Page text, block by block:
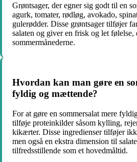
Grøntsager, der egner sig godt til en
agurk, tomater, rødløg, avokado,
gulerødder. Disse grøntsager tilføjer
salaten og giver en frisk og let følelse,
sommermånederne.
Hvordan kan man gøre en
fyldig og mættende?
For at gøre en sommersalat mere
tilføje proteinkilder såsom kylling,
kikærter. Disse ingredienser tilføjer
men også en ekstra dimension til
tilfredsstillende som et hovedmåltid.